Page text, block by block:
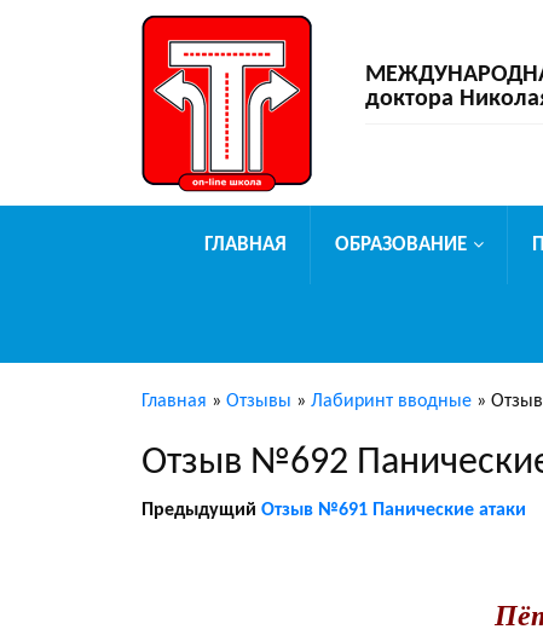
доктора
ГЛАВНАЯ ОБРАЗОВАНИЕ
Главная » Отзывы » Лабиринт вводные »
Отзыв №692
Предыдущий Отзыв №691 Панические атаки